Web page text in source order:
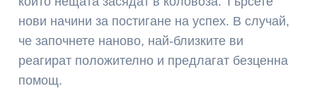
нови начини за постигане на успех. В случай,
че започнете наново, най-близките ви
реагират положително и предлагат безценна
помощ.